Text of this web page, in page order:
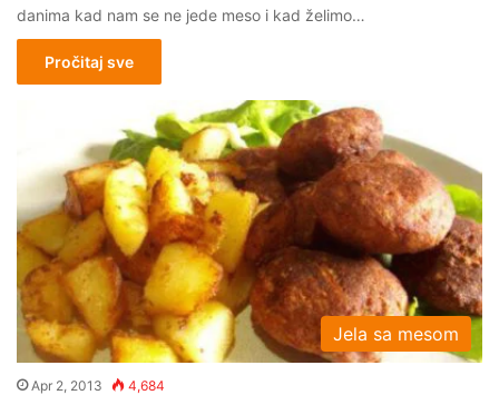
danima kad nam se ne jede meso i kad želimo…
Pročitaj sve
Jela sa mesom
Apr 2, 2013 4,684